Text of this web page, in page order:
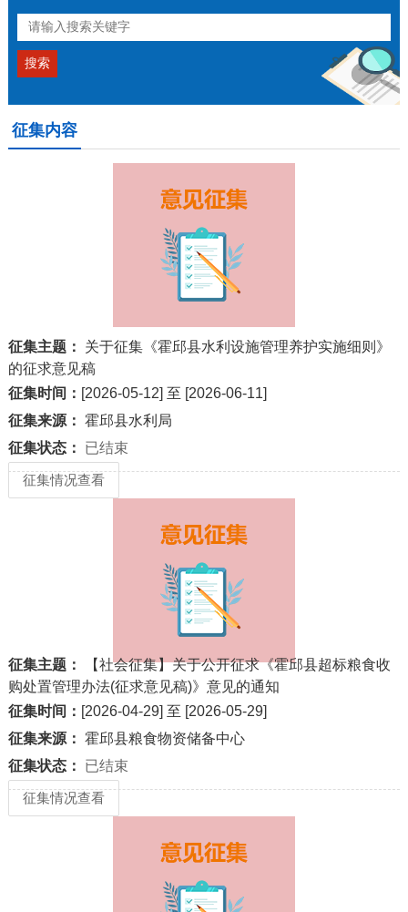
征集内容
征集主题：
关于征集《霍邱县水利设施管理养护实施细则》
的征求意见稿
征集时间： [2026-05-12] 至 [2026-06-11]
征集来源： 霍邱县水利局
征集状态：
已结束
征集情况查看
征集主题：
【社会征集】关于公开征求《霍邱县超标粮食收
购处置管理办法(征求意见稿)》意见的通知
征集时间： [2026-04-29] 至 [2026-05-29]
征集来源： 霍邱县粮食物资储备中心
征集状态：
已结束
征集情况查看